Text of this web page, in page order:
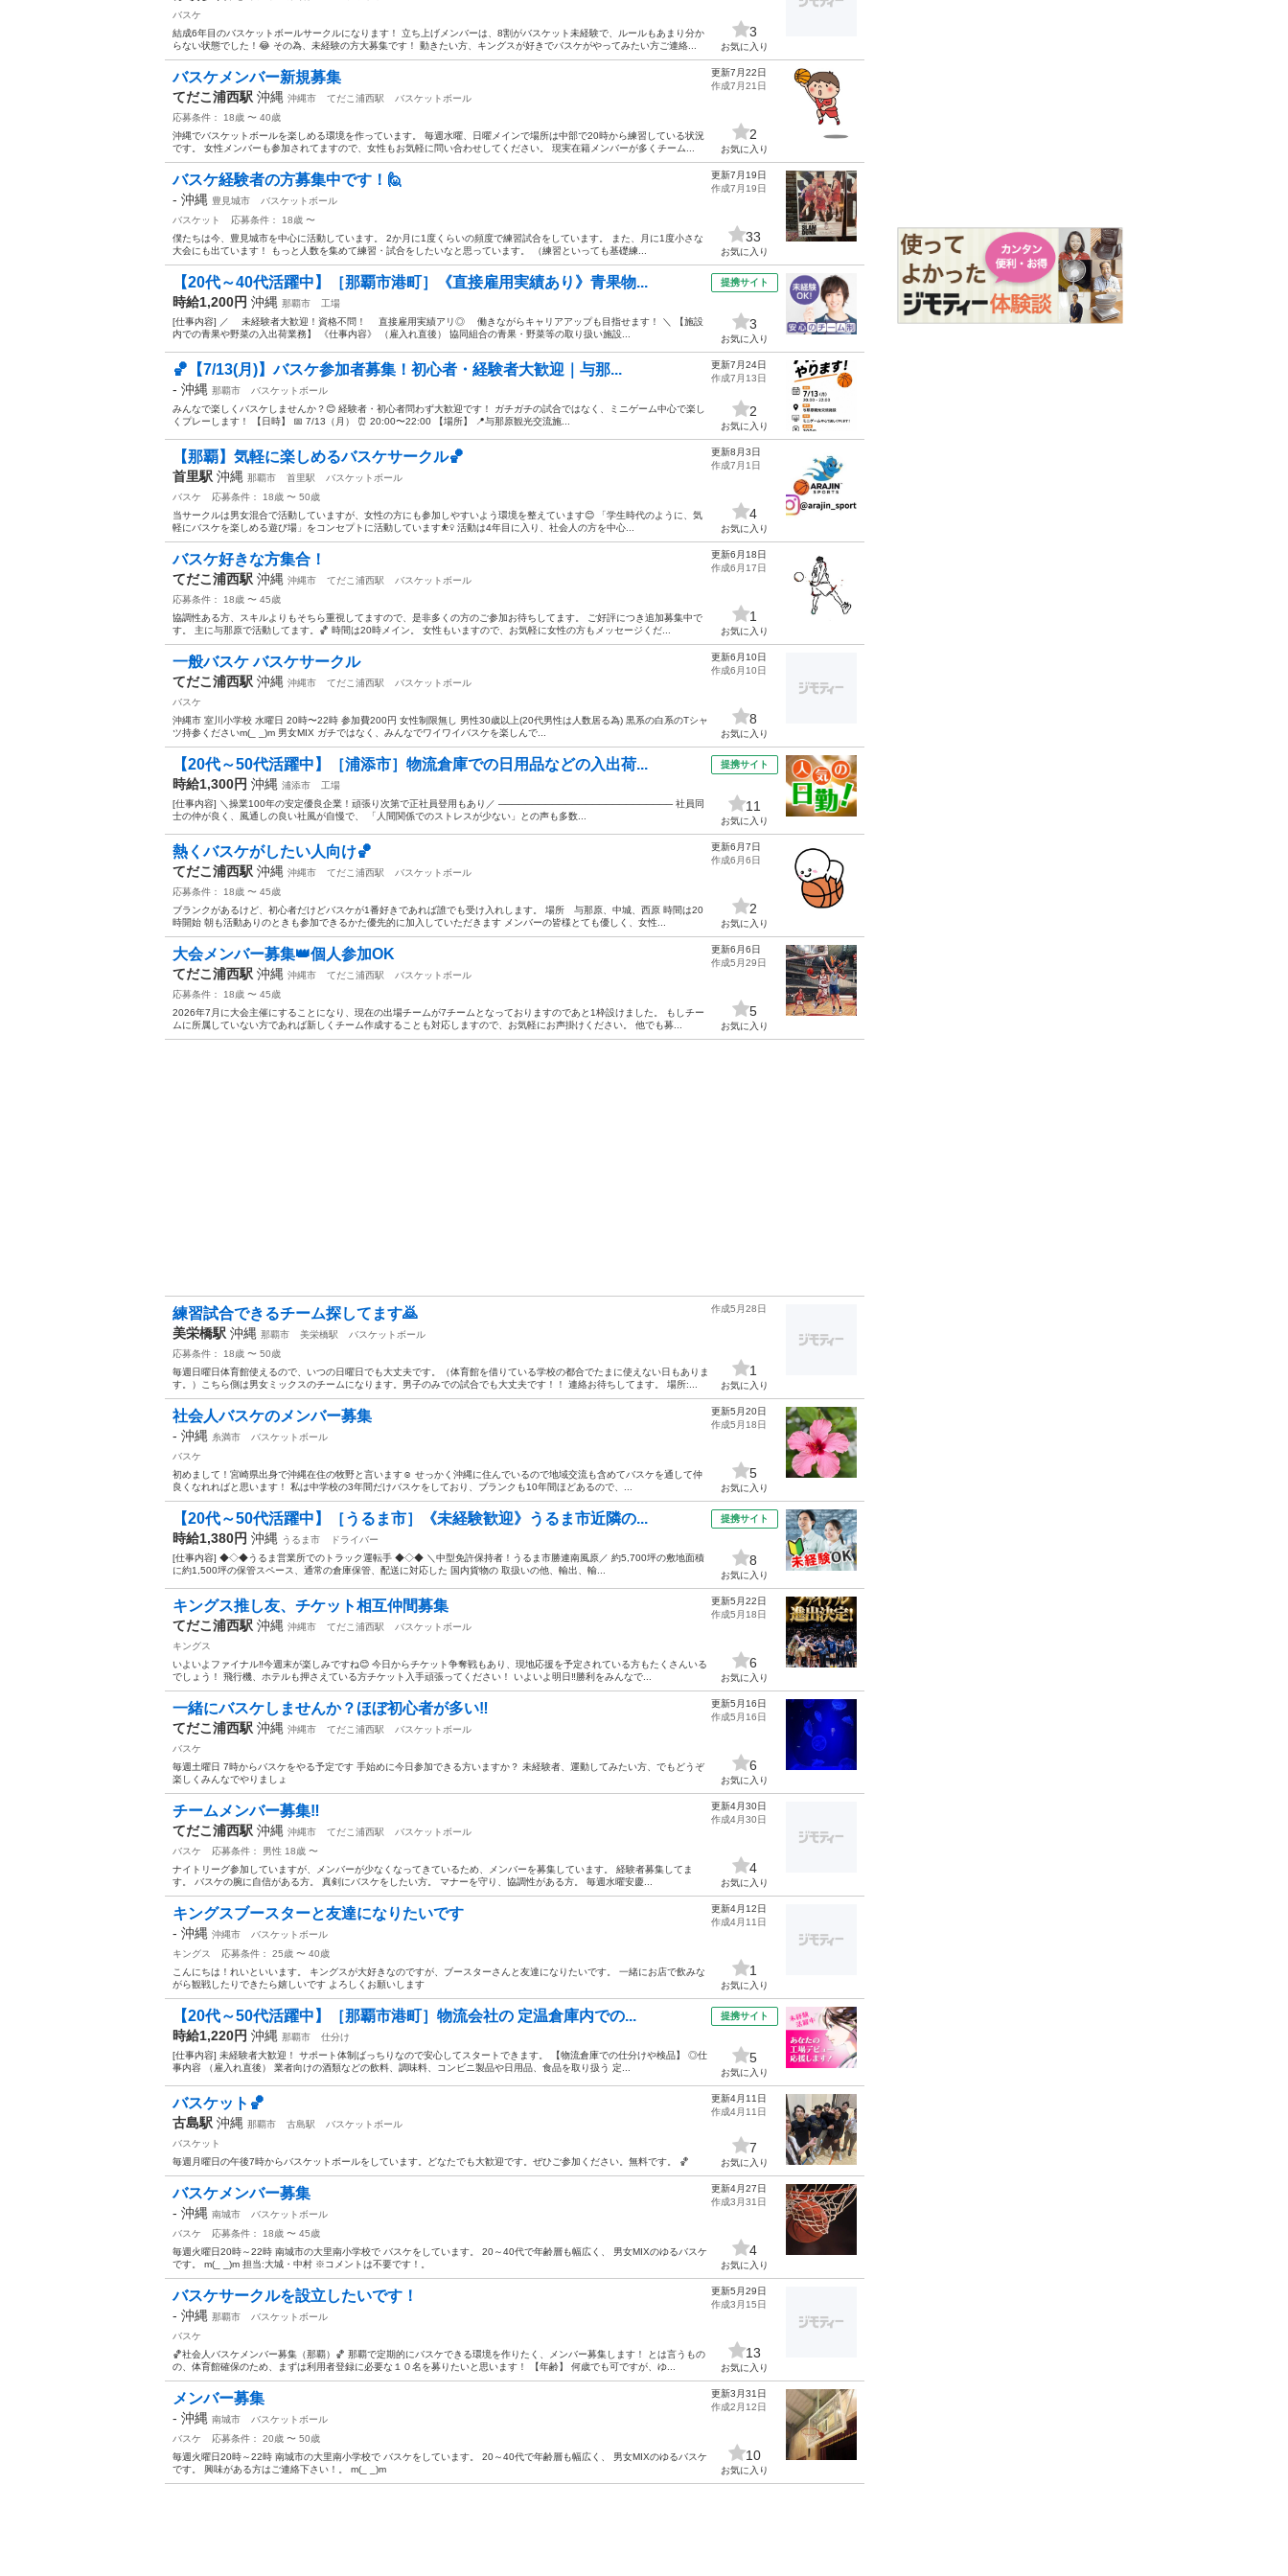
バスケ
結成6年目のバスケットボールサークルになります！ 立ち上げメンバーは、8割がバスケット未経験で、ルールもあまり分か
らない状態でした！😂 その為、未経験の方大募集です！ 動きたい方、キングスが好きでバスケがやってみたい方ご連絡...
3
お気に入り
バスケメンバー新規募集
てだこ浦西駅 沖縄 沖縄市 てだこ浦西駅
バスケットボール
応募条件： 18歳 〜 40歳
沖縄でバスケットボールを楽しめる環境を作っています。 毎週水曜、日曜メインで場所は中部で20時から練習している状況
です。 女性メンバーも参加されてますので、女性もお気軽に問い合わせしてください。 現実在籍メンバーが多くチーム...
更新7月22日
作成7月21日
2
お気に入り
バスケ経験者の方募集中です！🙋
- 沖縄 豊見城市
バスケットボール
バスケット
応募条件： 18歳 〜
僕たちは今、豊見城市を中心に活動しています。 2か月に1度くらいの頻度で練習試合をしています。 また、月に1度小さな
大会にも出ています！ もっと人数を集めて練習・試合をしたいなと思っています。 （練習といっても基礎練...
更新7月19日
作成7月19日
33
お気に入り
【20代～40代活躍中】［那覇市港町］《直接雇用実績あり》青果物...
時給1,200円 沖縄 那覇市
工場
[仕事内容] ／ 未経験者大歓迎！資格不問！ 直接雇用実績アリ◎ 働きながらキャリアアップも目指せます！ ＼ 【施設
内での青果や野菜の入出荷業務】 《仕事内容》 （雇入れ直後） 協同組合の青果・野菜等の取り扱い施設...
提携サイト
3
お気に入り
🏀【7/13(月)】バスケ参加者募集！初心者・経験者大歓迎｜与那...
- 沖縄 那覇市
バスケットボール
みんなで楽しくバスケしませんか？😊 経験者・初心者問わず大歓迎です！ ガチガチの試合ではなく、ミニゲーム中心で楽し
くプレーします！ 【日時】 📅 7/13（月） ⏰ 20:00〜22:00 【場所】 📍与那原観光交流施...
更新7月24日
作成7月13日
2
お気に入り
【那覇】気軽に楽しめるバスケサークル🏀
首里駅 沖縄 那覇市 首里駅
バスケットボール
バスケ
応募条件： 18歳 〜 50歳
当サークルは男女混合で活動していますが、女性の方にも参加しやすいよう環境を整えています😊 「学生時代のように、気
軽にバスケを楽しめる遊び場」をコンセプトに活動しています⛹️‍♀️ 活動は4年目に入り、社会人の方を中心...
更新8月3日
作成7月1日
4
お気に入り
バスケ好きな方集合！
てだこ浦西駅 沖縄 沖縄市 てだこ浦西駅
バスケットボール
応募条件： 18歳 〜 45歳
協調性ある方、スキルよりもそちら重視してますので、是非多くの方のご参加お待ちしてます。 ご好評につき追加募集中で
す。 主に与那原で活動してます。🏀 時間は20時メイン。 女性もいますので、お気軽に女性の方もメッセージくだ...
更新6月18日
作成6月17日
1
お気に入り
一般バスケ バスケサークル
てだこ浦西駅 沖縄 沖縄市 てだこ浦西駅
バスケットボール
バスケ
沖縄市 室川小学校 水曜日 20時〜22時 参加費200円 女性制限無し 男性30歳以上(20代男性は人数居る為) 黒系の白系のTシャ
ツ持参くださいm(_ _)m 男女MIX ガチではなく、みんなでワイワイバスケを楽しんで...
更新6月10日
作成6月10日
8
お気に入り
【20代～50代活躍中】［浦添市］物流倉庫での日用品などの入出荷...
時給1,300円 沖縄 浦添市
工場
[仕事内容] ＼操業100年の安定優良企業！頑張り次第で正社員登用もあり／ ────────────────────────── 社員同
士の仲が良く、風通しの良い社風が自慢で、 「人間関係でのストレスが少ない」との声も多数...
提携サイト
11
お気に入り
熱くバスケがしたい人向け🏀
てだこ浦西駅 沖縄 沖縄市 てだこ浦西駅
バスケットボール
応募条件： 18歳 〜 45歳
ブランクがあるけど、初心者だけどバスケが1番好きであれば誰でも受け入れします。 場所 与那原、中城、西原 時間は20
時開始 朝も活動ありのときも参加できるかた優先的に加入していただきます メンバーの皆様とても優しく、女性...
更新6月7日
作成6月6日
2
お気に入り
大会メンバー募集👑個人参加OK
てだこ浦西駅 沖縄 沖縄市 てだこ浦西駅
バスケットボール
応募条件： 18歳 〜 45歳
2026年7月に大会主催にすることになり、現在の出場チームが7チームとなっておりますのであと1枠設けました。 もしチー
ムに所属していない方であれば新しくチーム作成することも対応しますので、お気軽にお声掛けください。 他でも募...
更新6月6日
作成5月29日
5
お気に入り
練習試合できるチーム探してます🙇
美栄橋駅 沖縄 那覇市 美栄橋駅
バスケットボール
応募条件： 18歳 〜 50歳
毎週日曜日体育館使えるので、いつの日曜日でも大丈夫です。（体育館を借りている学校の都合でたまに使えない日もありま
す。）こちら側は男女ミックスのチームになります。男子のみでの試合でも大丈夫です！！ 連絡お待ちしてます。 場所:...
作成5月28日
1
お気に入り
社会人バスケのメンバー募集
- 沖縄 糸満市
バスケットボール
バスケ
初めまして！宮崎県出身で沖縄在住の牧野と言います☺️ せっかく沖縄に住んでいるので地域交流も含めてバスケを通して仲
良くなれればと思います！ 私は中学校の3年間だけバスケをしており、ブランクも10年間ほどあるので、...
更新5月20日
作成5月18日
5
お気に入り
【20代～50代活躍中】［うるま市］《未経験歓迎》うるま市近隣の...
時給1,380円 沖縄 うるま市
ドライバー
[仕事内容] ◆◇◆うるま営業所でのトラック運転手 ◆◇◆ ＼中型免許保持者！うるま市勝連南風原／ 約5,700坪の敷地面積
に約1,500坪の保管スペース、通常の倉庫保管、配送に対応した 国内貨物の 取扱いの他、輸出、輸...
提携サイト
8
お気に入り
キングス推し友、チケット相互仲間募集
てだこ浦西駅 沖縄 沖縄市 てだこ浦西駅
バスケットボール
キングス
いよいよファイナル‼️今週末が楽しみですね😊 今日からチケット争奪戦もあり、現地応援を予定されている方もたくさんいる
でしょう！ 飛行機、ホテルも押さえている方チケット入手頑張ってください！ いよいよ明日‼️勝利をみんなで...
更新5月22日
作成5月18日
6
お気に入り
一緒にバスケしませんか？ほぼ初心者が多い‼️
てだこ浦西駅 沖縄 沖縄市 てだこ浦西駅
バスケットボール
バスケ
毎週土曜日 7時からバスケをやる予定です 手始めに今日参加できる方いますか？ 未経験者、運動してみたい方、でもどうぞ
楽しくみんなでやりましょ
更新5月16日
作成5月16日
6
お気に入り
チームメンバー募集‼️
てだこ浦西駅 沖縄 沖縄市 てだこ浦西駅
バスケットボール
バスケ
応募条件： 男性 18歳 〜
ナイトリーグ参加していますが、メンバーが少なくなってきているため、メンバーを募集しています。 経験者募集してま
す。 バスケの腕に自信がある方。 真剣にバスケをしたい方。 マナーを守り、協調性がある方。 毎週水曜安慶...
更新4月30日
作成4月30日
4
お気に入り
キングスブースターと友達になりたいです
- 沖縄 沖縄市
バスケットボール
キングス
応募条件： 25歳 〜 40歳
こんにちは！れいといいます。 キングスが大好きなのですが、ブースターさんと友達になりたいです。 一緒にお店で飲みな
がら観戦したりできたら嬉しいです よろしくお願いします
更新4月12日
作成4月11日
1
お気に入り
【20代～50代活躍中】［那覇市港町］物流会社の 定温倉庫内での...
時給1,220円 沖縄 那覇市
仕分け
[仕事内容] 未経験者大歓迎！ サポート体制ばっちりなので安心してスタートできます。 【物流倉庫での仕分けや検品】 ◎仕
事内容 （雇入れ直後） 業者向けの酒類などの飲料、調味料、コンビニ製品や日用品、食品を取り扱う 定...
提携サイト
5
お気に入り
バスケット🏀
古島駅 沖縄 那覇市 古島駅
バスケットボール
バスケット
毎週月曜日の午後7時からバスケットボールをしています。どなたでも大歓迎です。ぜひご参加ください。無料です。 🏀
更新4月11日
作成4月11日
7
お気に入り
バスケメンバー募集
- 沖縄 南城市
バスケットボール
バスケ
応募条件： 18歳 〜 45歳
毎週火曜日20時～22時 南城市の大里南小学校で バスケをしています。 20～40代で年齢層も幅広く、 男女MIXのゆるバスケ
です。 m(_ _)m 担当:大城・中村 ※コメントは不要です！。
更新4月27日
作成3月31日
4
お気に入り
バスケサークルを設立したいです！
- 沖縄 那覇市
バスケットボール
バスケ
🏀社会人バスケメンバー募集（那覇）🏀 那覇で定期的にバスケできる環境を作りたく、メンバー募集します！ とは言うもの
の、体育館確保のため、まずは利用者登録に必要な１０名を募りたいと思います！ 【年齢】 何歳でも可ですが、ゆ...
更新5月29日
作成3月15日
13
お気に入り
メンバー募集
- 沖縄 南城市
バスケットボール
バスケ
応募条件： 20歳 〜 50歳
毎週火曜日20時～22時 南城市の大里南小学校で バスケをしています。 20～40代で年齢層も幅広く、 男女MIXのゆるバスケ
です。 興味がある方はご連絡下さい！。 m(_ _)m
更新3月31日
作成2月12日
10
お気に入り